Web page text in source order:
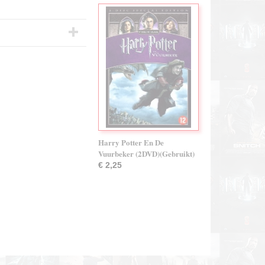
Harry Potter En De
Vuurbeker (2DVD)(Gebruikt)
€ 2,25